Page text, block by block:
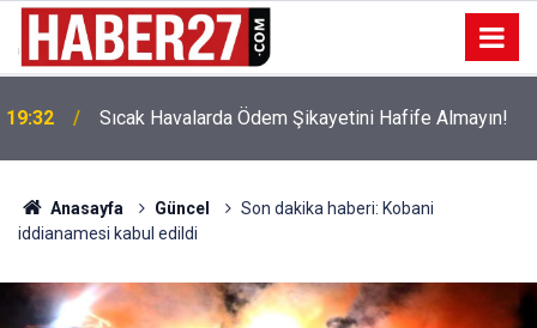
19:32 Sıcak Havalarda Ödem Şikayetini Hafife Almayın!
Anasayfa Güncel
Son dakika haberi: Kobani
iddianamesi kabul edildi